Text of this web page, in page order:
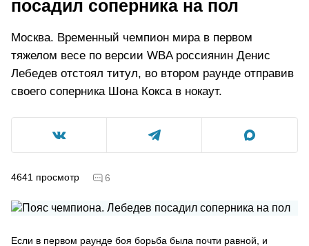
посадил соперника на пол
Москва. Временный чемпион мира в первом
тяжелом весе по версии WBA россиянин Денис
Лебедев отстоял титул, во втором раунде отправив
своего соперника Шона Кокса в нокаут.
4641 просмотр 6
Если в первом раунде боя борьба была почти равной, и